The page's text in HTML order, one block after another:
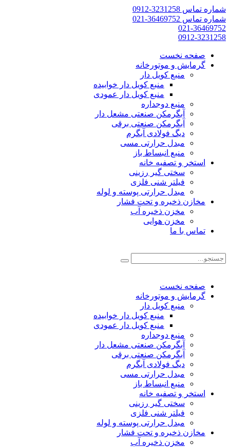
شماره تماس 3231258-0912
شماره تماس 36469752-021
021-36469752
0912-3231258
صفحه نخست
گرمایش و موتورخانه
منبع کویل دار
منبع کویل دار خوابیده
منبع کویل دار عمودی
منبع دوجداره
آبگرمکن صنعتی مشعل دار
آبگرمکن صنعتی برقی
دیگ فولادی آبگرم
مبدل حرارتی مسی
منبع انبساط باز
استخر و تصفیه خانه
سختی گیر رزینی
فیلتر شنی فلزی
مبدل حرارتی پوسته و لوله
مخازن ذخیره و تحت فشار
مخزن ذخیره آب
مخزن هوایی
تماس با ما
صفحه نخست
گرمایش و موتورخانه
منبع کویل دار
منبع کویل دار خوابیده
منبع کویل دار عمودی
منبع دوجداره
آبگرمکن صنعتی مشعل دار
آبگرمکن صنعتی برقی
دیگ فولادی آبگرم
مبدل حرارتی مسی
منبع انبساط باز
استخر و تصفیه خانه
سختی گیر رزینی
فیلتر شنی فلزی
مبدل حرارتی پوسته و لوله
مخازن ذخیره و تحت فشار
مخزن ذخیره آب